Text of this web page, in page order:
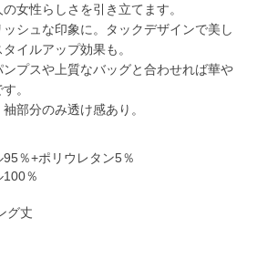
女性らしさを引き立てます。
シュな印象に。タックデザインで美し
イルアップ効果も。
プスや上質なバッグと合わせれば華や
。
部分のみ透け感あり。
％+ポリウレタン5％
％
グ丈